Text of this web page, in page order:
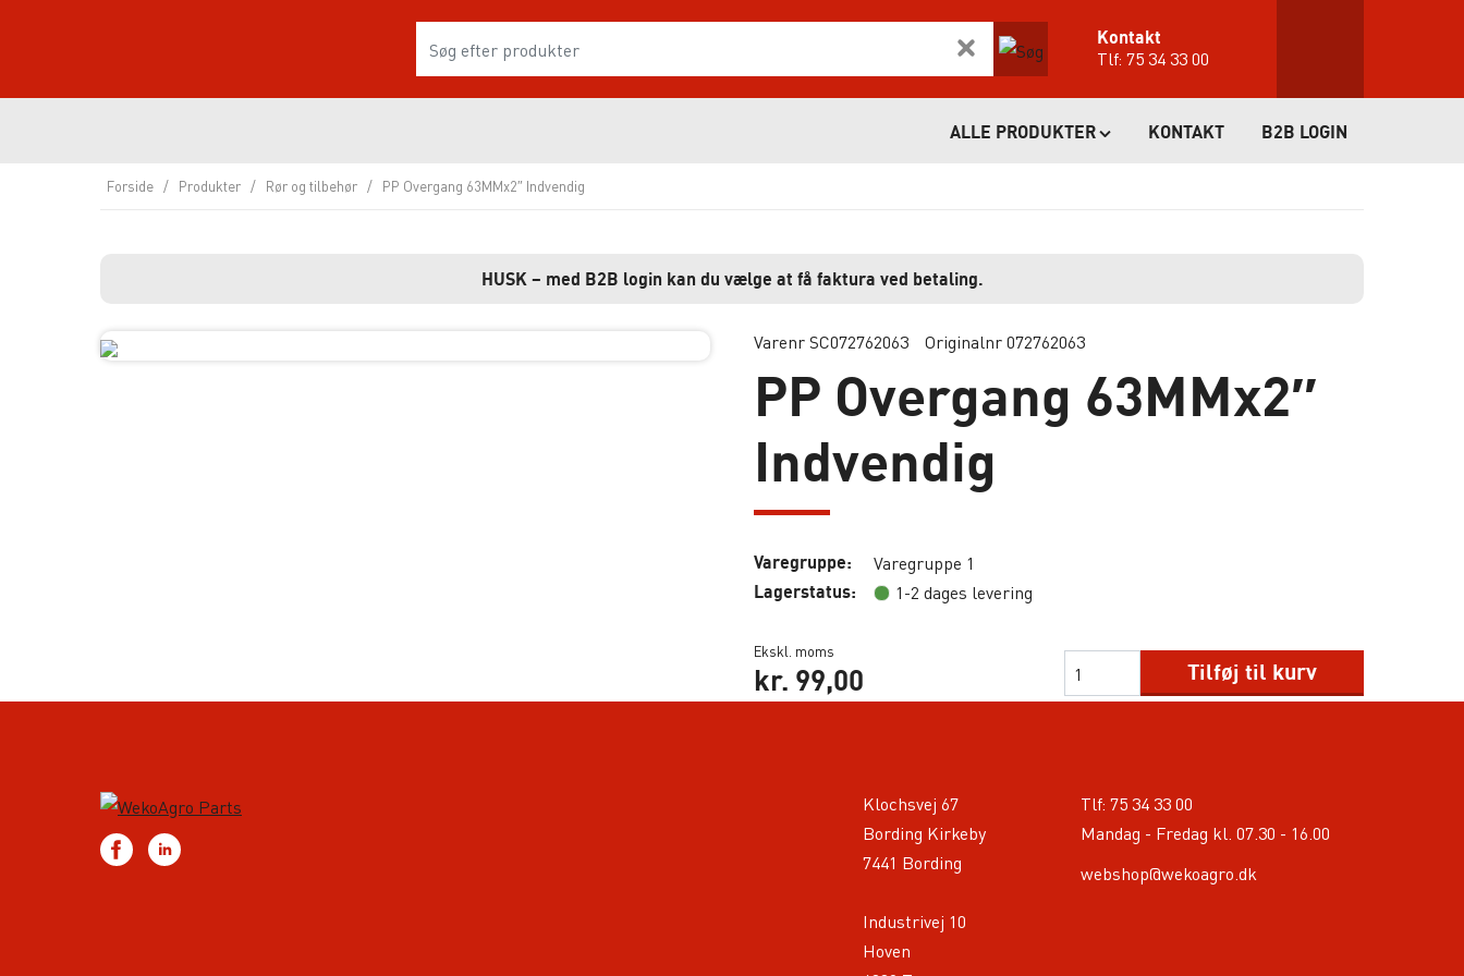
Kontakt
Tlf:75 34 33 00
ALLE PRODUKTER KONTAKT B2B LOGIN
Forside / Produkter / Rør og tilbehør / PP Overgang 63MMx2″ Indvendig
HUSK – med B2B login kan du vælge at få faktura ved betaling.
Varenr SC072762063 Originalnr 072762063
PP Overgang 63MMx2″
Indvendig
Varegruppe: Varegruppe 1
Lagerstatus: 1-2 dages levering
Ekskl. moms
kr. 99,00 Tilføj til kurv
Klochsvej 67
Bording Kirkeby
7441 Bording
Industrivej 10
Hoven
Tlf: 75 34 33 00
Mandag - Fredag kl. 07.30 - 16.00
webshop@wekoagro.dk